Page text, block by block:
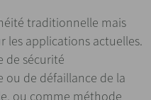
traditionnelle mais
applications actuelles.
de sécurité
ou de défaillance de la
ou comme méthode